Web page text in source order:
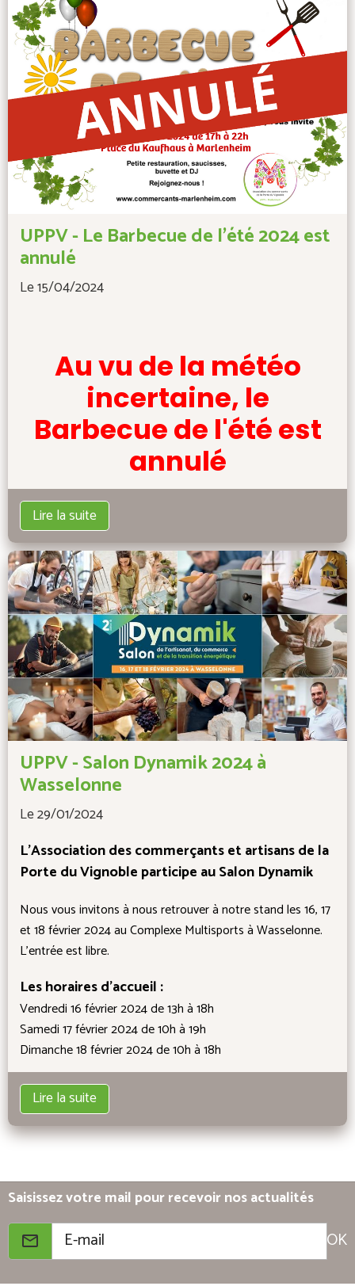
UPPV - Le Barbecue de l'été 2024 est
annulé
Le 15/04/2024
Au vu de la météo
incertaine, le
Barbecue de l'été est
annulé
Lire la suite
UPPV - Salon Dynamik 2024 à
Wasselonne
Le 29/01/2024
L'Association des commerçants et artisans de la
Porte du Vignoble participe au Salon Dynamik
Nous vous invitons à nous retrouver à notre stand les 16, 17
et 18 février 2024 au Complexe Multisports à Wasselonne.
L'entrée est libre.
Les horaires d'accueil :
Vendredi 16 février 2024 de 13h à 18h
Samedi 17 février 2024 de 10h à 19h
Dimanche 18 février 2024 de 10h à 18h
Lire la suite
Saisissez votre mail pour recevoir nos actualités
OK